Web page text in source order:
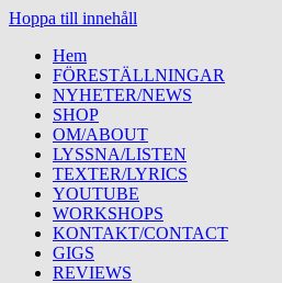
Hoppa till innehåll
Hem
FÖRESTÄLLNINGAR
NYHETER/NEWS
SHOP
OM/ABOUT
LYSSNA/LISTEN
TEXTER/LYRICS
YOUTUBE
WORKSHOPS
KONTAKT/CONTACT
GIGS
REVIEWS